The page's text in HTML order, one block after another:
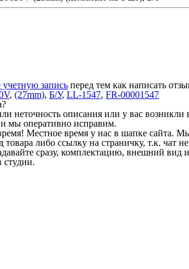
учетную запись перед тем как написать
, (27mm), Б/У, LL-1547, FR-00001547
неточность описания или у вас
мы оперативно исправим.
Местное время у нас в шапке сайта.
товара либо ссылку на страничку, т.к.
сразу, комплектацию, внешний
студии.